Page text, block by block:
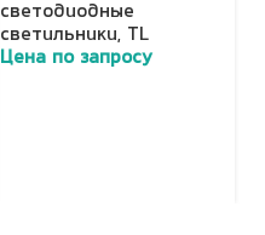
светодиодные
светильники, TL
Цена по запросу